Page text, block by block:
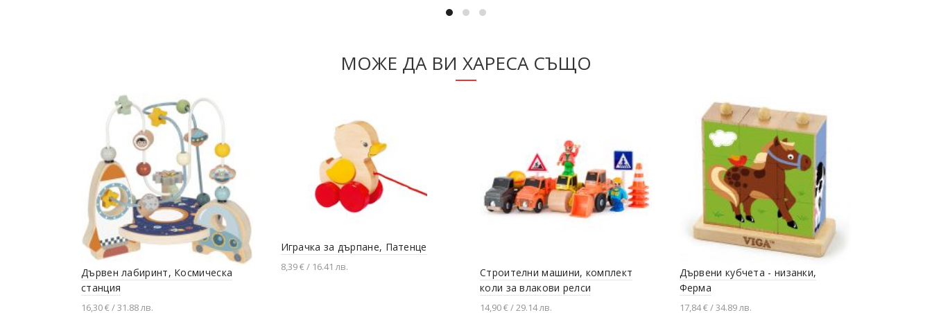
МОЖЕ ДА ВИ ХАРЕСА СЪЩО
Дървен лабиринт, Космическа
станция
16,30 € / 31.88 лв.
Играчка за дърпане, Патенце
8,39 € / 16.41 лв.
Строителни машини, комплект
коли за влакови релси
14,90 € / 29.14 лв.
Дървени кубчета - низанки,
Ферма
17,84 € / 34.89 лв.